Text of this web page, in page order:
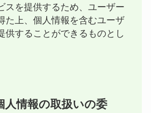
スを提供するため、ユーザー
た上、個人情報を含むユーザ
供することができるものとし
人情報の取扱いの委